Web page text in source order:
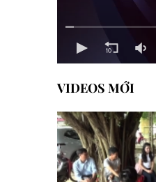
VIDEOS MỚI